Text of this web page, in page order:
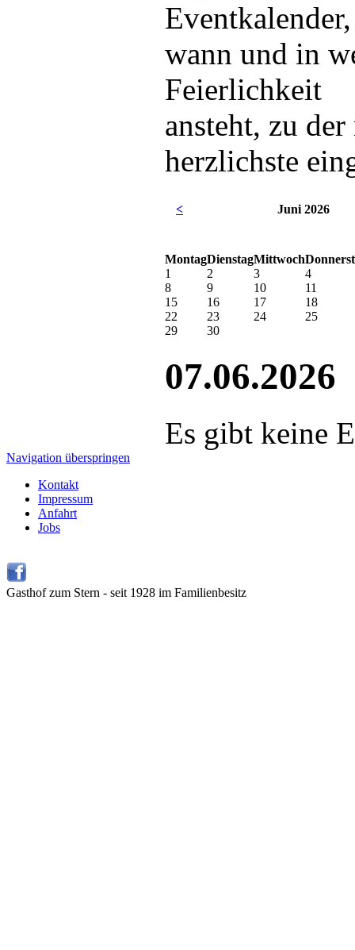
Eventkalender,
wann und in
Feierlichkeit
ansteht, zu
herzlichste
< Juni 2026
MontagDienstagMittwochDo
1
2 3
4
8
9 10
11
15
16 17
18
22
23 24
25
29
30
07.06.2026
Es gibt keine
Navigation überspringen
Kontakt
Impressum
Anfahrt
Jobs
Gasthof zum Stern - seit 1928 im Familienbesitz